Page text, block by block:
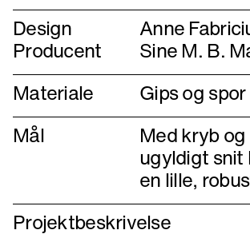
Design Anne
Producent
Sine M. B.
Materiale
Gips og spor
Mål
Med kryb
ugyldigt snit
en lille,
Projektbeskrivelse